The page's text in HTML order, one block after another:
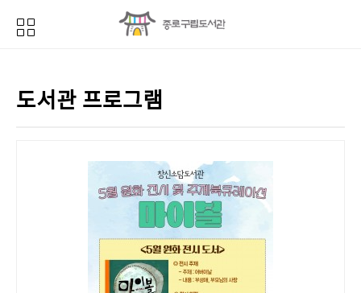
도서관 프로그램